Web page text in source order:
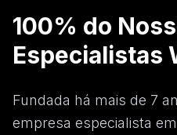
100% do
Especialistas
Fundada há mais de 7
empresa especialista